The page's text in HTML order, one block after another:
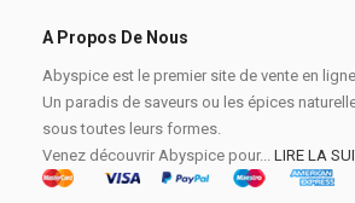
A Propos De Nous
Abyspice est le premier site de vente en
Un paradis de saveurs ou les épices
sous toutes leurs formes.
Venez découvrir Abyspice pour... LIRE LA